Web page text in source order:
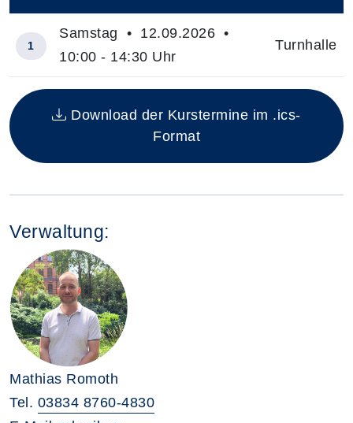
Insgesamt gibt es 1 Termine zum diesen Kurs
1
Samstag • 12.09.2026 •
10:00 - 14:30 Uhr
Turnhalle
Download der Kurstermine im .ics-
Format
Verwaltung:
Mathias Romoth
Tel. 03834 8760-4830